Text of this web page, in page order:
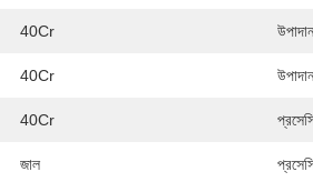
40Cr
40Cr
40Cr
জাল